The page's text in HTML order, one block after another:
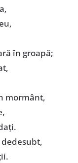
în groapă;
mormânt,
dedesubt,